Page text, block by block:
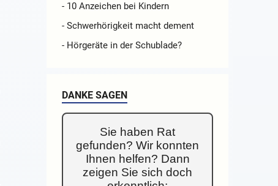
- 10 Anzeichen bei Kindern
- Schwerhörigkeit macht dement
- Hörgeräte in der Schublade?
DANKE SAGEN
Sie haben Rat
gefunden? Wir konnten
Ihnen helfen? Dann
zeigen Sie sich doch